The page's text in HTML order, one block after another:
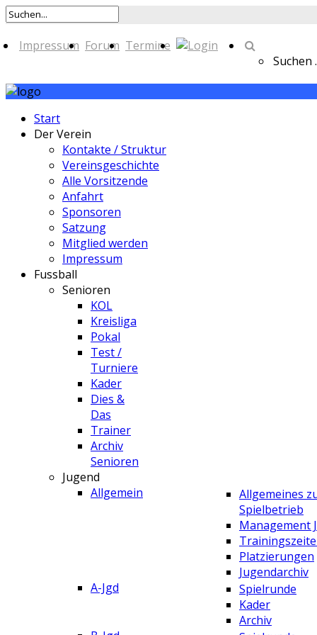
Impressum Forum Termine
Suchen
Start
Der Verein
Kontakte / Struktur
Vereinsgeschichte
Alle Vorsitzende
Anfahrt
Sponsoren
Satzung
Mitglied werden
Impressum
Fussball
Senioren
KOL
Kreisliga
Pokal
Test /
Turniere
Kader
Dies &
Das
Trainer
Archiv
Senioren
Jugend
Allgemein
Allgemeines
Spielbetrieb
Management
Platzierungen
Jugendarchiv
A-Jgd
Spielrunde
Kader
Archiv